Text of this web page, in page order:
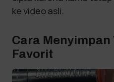
ke video asli.
Cara Menyimpan
Favorit